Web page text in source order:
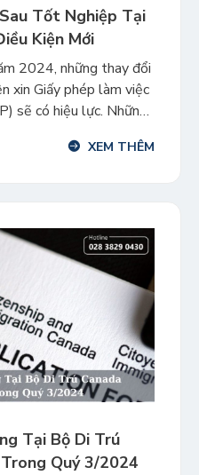
Tốt Nghiệp Tại
Kiện Mới
2024, những thay đổi
xin Giấy phép làm việc
sẽ có hiệu lực. Những
việc tại Canada […]XEM THÊM
Tại Bộ Di Trú
Quý 3/2024